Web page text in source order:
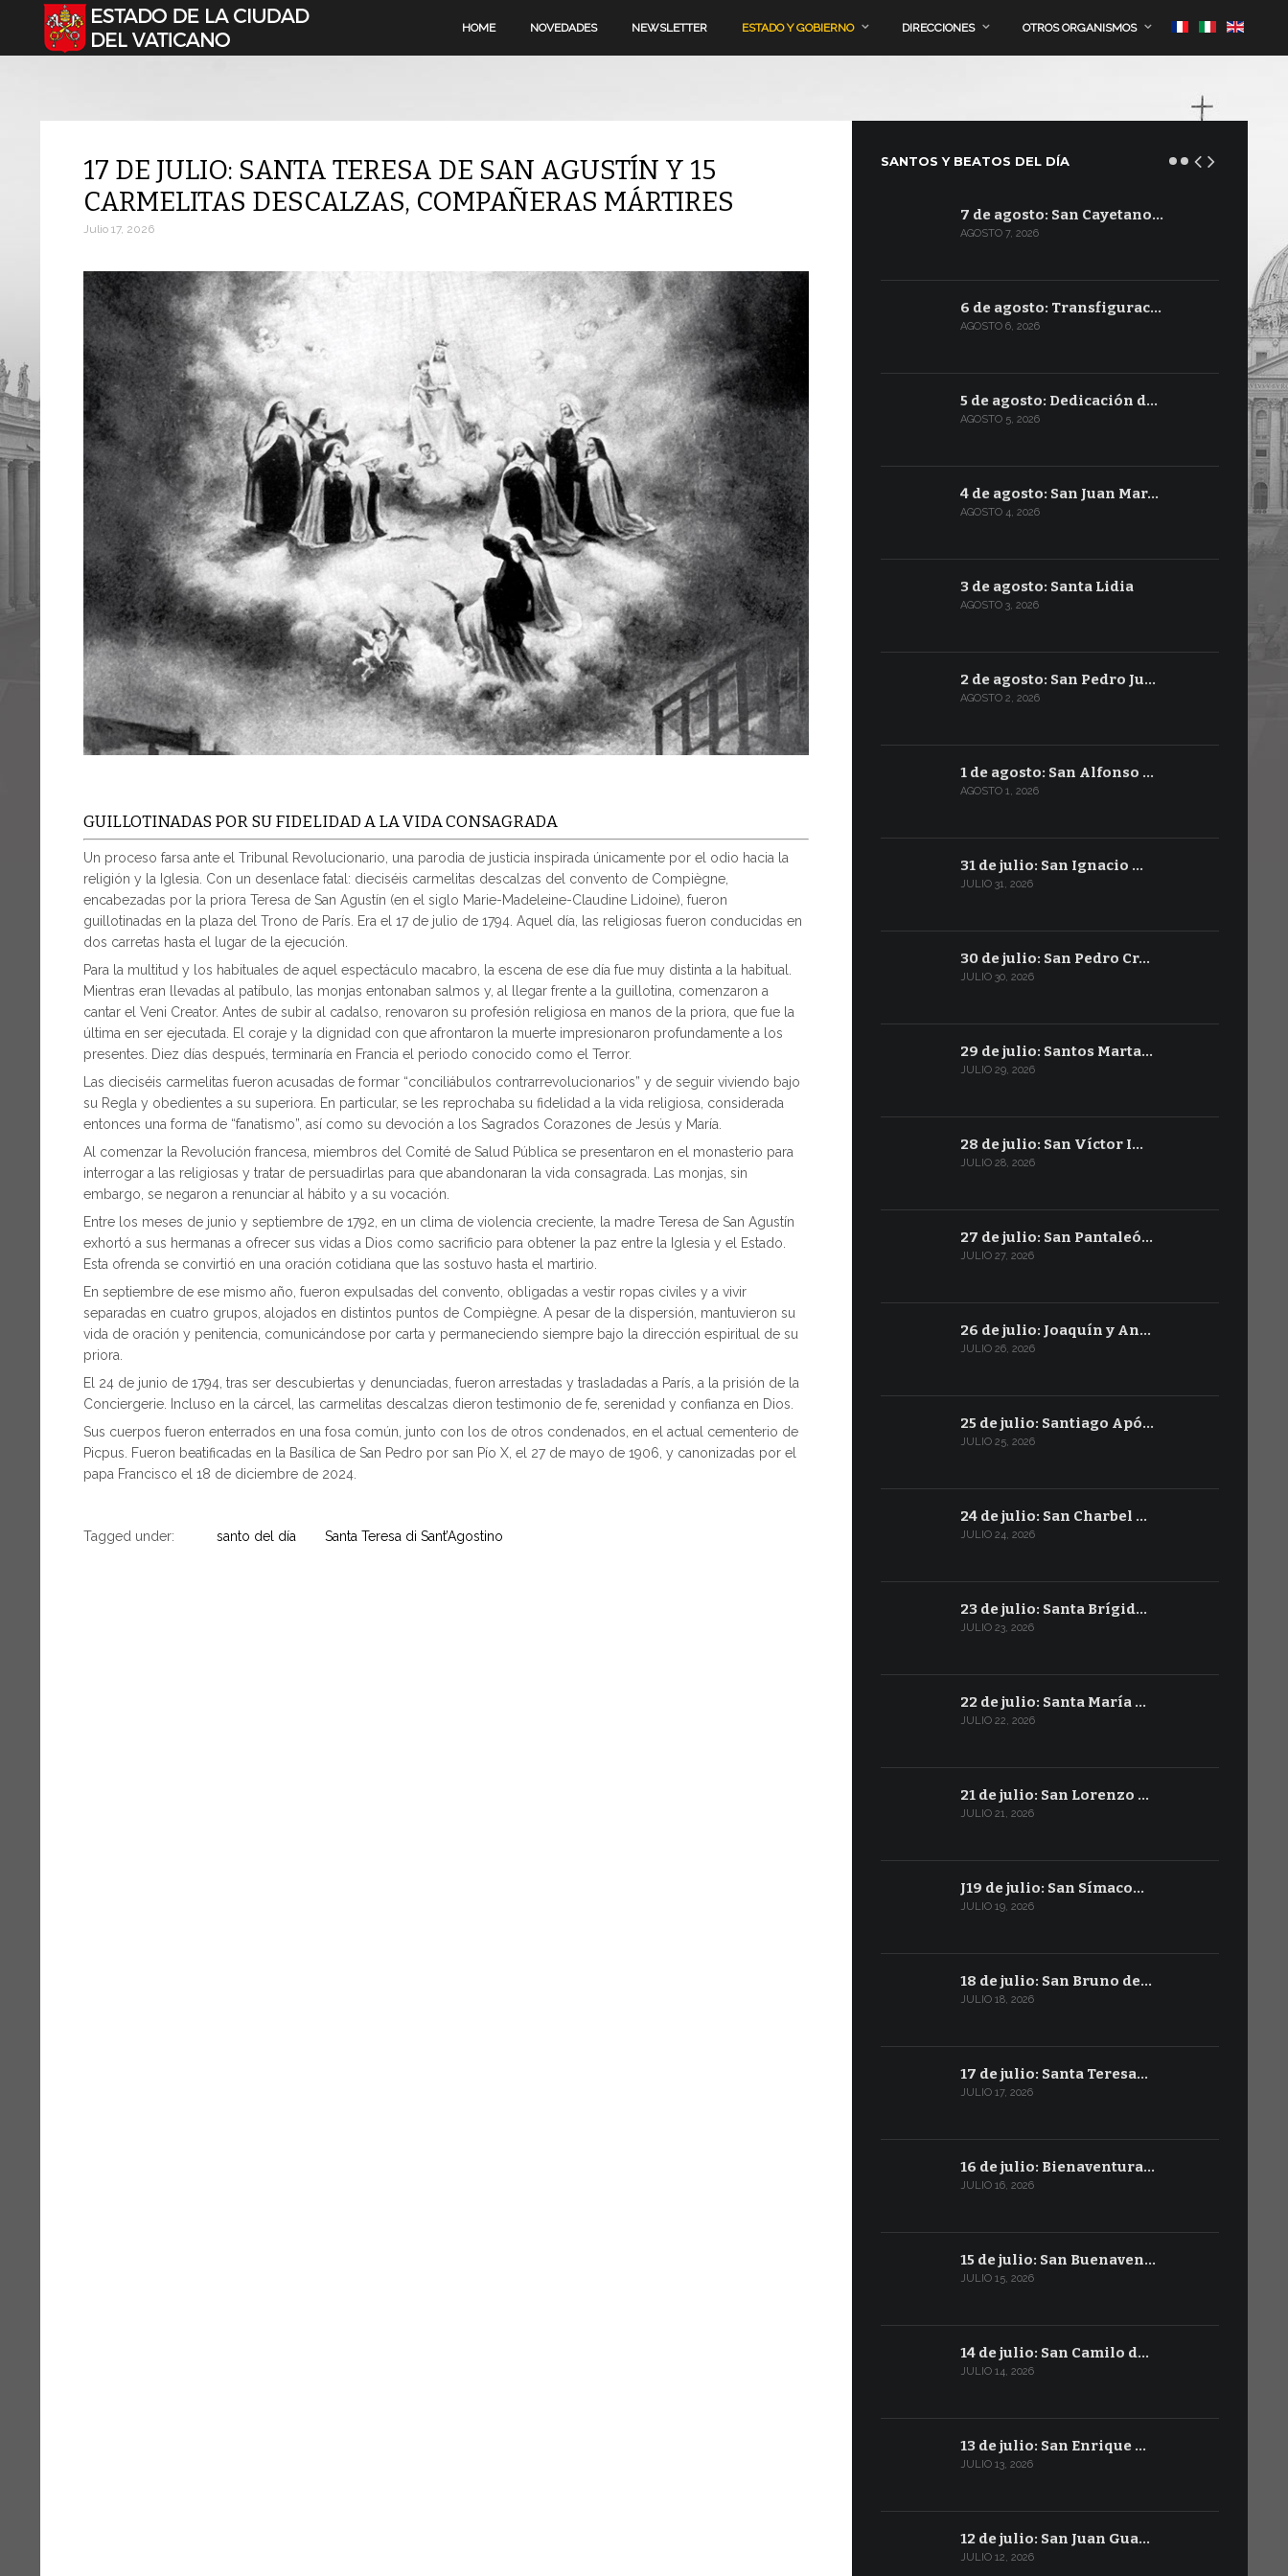
Seleccione su idioma HOME NOVEDADES NEWSLETTER ESTADO Y GOBIERNO DIRECCIONES OTROS ORGANISMOS
17 DE JULIO: SANTA TERESA DE SAN AGUSTÍN Y 15
CARMELITAS DESCALZAS, COMPAÑERAS MÁRTIRES
Julio 17, 2026
GUILLOTINADAS POR SU FIDELIDAD A LA VIDA CONSAGRADA
Un proceso farsa ante el Tribunal Revolucionario, una parodia de justicia inspirada únicamente por el odio hacia la
religión y la Iglesia. Con un desenlace fatal: dieciséis carmelitas descalzas del convento de Compiègne,
encabezadas por la priora Teresa de San Agustín (en el siglo Marie-Madeleine-Claudine Lidoine), fueron
guillotinadas en la plaza del Trono de París. Era el 17 de julio de 1794. Aquel día, las religiosas fueron conducidas en
dos carretas hasta el lugar de la ejecución.
Para la multitud y los habituales de aquel espectáculo macabro, la escena de ese día fue muy distinta a la habitual.
Mientras eran llevadas al patíbulo, las monjas entonaban salmos y, al llegar frente a la guillotina, comenzaron a
cantar el Veni Creator. Antes de subir al cadalso, renovaron su profesión religiosa en manos de la priora, que fue la
última en ser ejecutada. El coraje y la dignidad con que afrontaron la muerte impresionaron profundamente a los
presentes. Diez días después, terminaría en Francia el periodo conocido como el Terror.
Las dieciséis carmelitas fueron acusadas de formar “conciliábulos contrarrevolucionarios” y de seguir viviendo bajo
su Regla y obedientes a su superiora. En particular, se les reprochaba su fidelidad a la vida religiosa, considerada
entonces una forma de “fanatismo”, así como su devoción a los Sagrados Corazones de Jesús y María.
Al comenzar la Revolución francesa, miembros del Comité de Salud Pública se presentaron en el monasterio para
interrogar a las religiosas y tratar de persuadirlas para que abandonaran la vida consagrada. Las monjas, sin
embargo, se negaron a renunciar al hábito y a su vocación.
Entre los meses de junio y septiembre de 1792, en un clima de violencia creciente, la madre Teresa de San Agustín
exhortó a sus hermanas a ofrecer sus vidas a Dios como sacrificio para obtener la paz entre la Iglesia y el Estado.
Esta ofrenda se convirtió en una oración cotidiana que las sostuvo hasta el martirio.
En septiembre de ese mismo año, fueron expulsadas del convento, obligadas a vestir ropas civiles y a vivir
separadas en cuatro grupos, alojados en distintos puntos de Compiègne. A pesar de la dispersión, mantuvieron su
vida de oración y penitencia, comunicándose por carta y permaneciendo siempre bajo la dirección espiritual de su
priora.
El 24 de junio de 1794, tras ser descubiertas y denunciadas, fueron arrestadas y trasladadas a París, a la prisión de la
Conciergerie. Incluso en la cárcel, las carmelitas descalzas dieron testimonio de fe, serenidad y confianza en Dios.
Sus cuerpos fueron enterrados en una fosa común, junto con los de otros condenados, en el actual cementerio de
Picpus. Fueron beatificadas en la Basílica de San Pedro por san Pío X, el 27 de mayo de 1906, y canonizadas por el
papa Francisco el 18 de diciembre de 2024.
Tagged under: santo del día Santa Teresa di Sant’Agostino
SANTOS Y BEATOS DEL DÍA
7 de agosto: San Cayetano…
AGOSTO 7, 2026
6 de agosto: Transfigurac…
AGOSTO 6, 2026
5 de agosto: Dedicación d…
AGOSTO 5, 2026
4 de agosto: San Juan Mar…
AGOSTO 4, 2026
3 de agosto: Santa Lidia
AGOSTO 3, 2026
2 de agosto: San Pedro Ju…
AGOSTO 2, 2026
1 de agosto: San Alfonso …
AGOSTO 1, 2026
31 de julio: San Ignacio …
JULIO 31, 2026
30 de julio: San Pedro Cr…
JULIO 30, 2026
29 de julio: Santos Marta…
JULIO 29, 2026
28 de julio: San Víctor I…
JULIO 28, 2026
27 de julio: San Pantaleó…
JULIO 27, 2026
26 de julio: Joaquín y An…
JULIO 26, 2026
25 de julio: Santiago Apó…
JULIO 25, 2026
24 de julio: San Charbel …
JULIO 24, 2026
23 de julio: Santa Brígid…
JULIO 23, 2026
22 de julio: Santa María …
JULIO 22, 2026
21 de julio: San Lorenzo …
JULIO 21, 2026
J19 de julio: San Símaco…
JULIO 19, 2026
18 de julio: San Bruno de…
JULIO 18, 2026
17 de julio: Santa Teresa…
JULIO 17, 2026
16 de julio: Bienaventura…
JULIO 16, 2026
15 de julio: San Buenaven…
JULIO 15, 2026
14 de julio: San Camilo d…
JULIO 14, 2026
13 de julio: San Enrique …
JULIO 13, 2026
12 de julio: San Juan Gua…
JULIO 12, 2026